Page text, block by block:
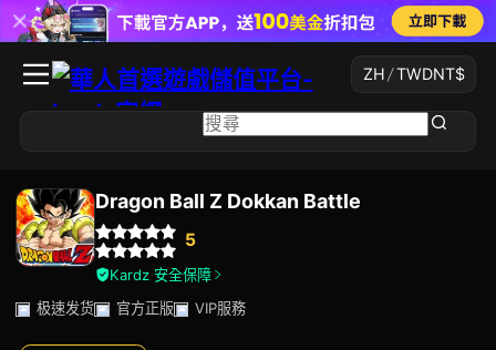
ZH/TWDNT$
Dragon Ball Z Dokkan Battle
5
Kardz 安全保障
极速发货
官方正版 VIP服務